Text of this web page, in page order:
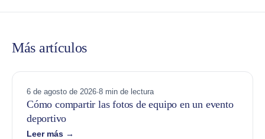
Más artículos
6 de agosto de 2026·8 min de lectura
Cómo compartir las fotos de equipo en un evento
deportivo
Leer más →